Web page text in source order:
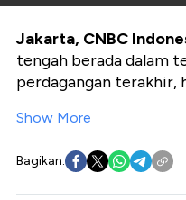
Jakarta, CNBC
tengah berada dalam
perdagangan terakhir,
Show More
Bagikan: